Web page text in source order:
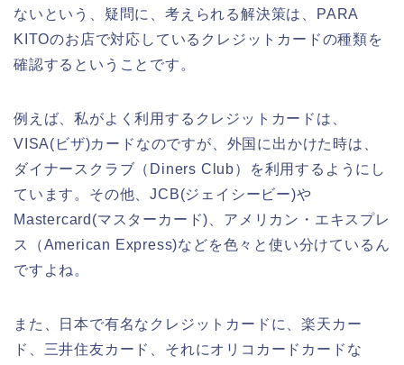
ないという、疑問に、考えられる解決策は、PARA
KITOのお店で対応しているクレジットカードの種類を
確認するということです。
例えば、私がよく利用するクレジットカードは、
VISA(ビザ)カードなのですが、外国に出かけた時は、
ダイナースクラブ（Diners Club）を利用するようにし
ています。その他、JCB(ジェイシービー)や
Mastercard(マスターカード)、アメリカン・エキスプレ
ス（American Express)などを色々と使い分けているん
ですよね。
また、日本で有名なクレジットカードに、楽天カー
ド、三井住友カード、それにオリコカードカードな